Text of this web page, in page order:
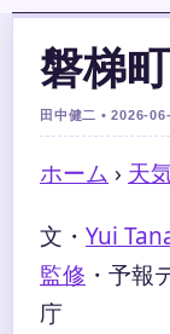
磐梯
田中健二 • 2026-
ホーム › 天
文・ Yui
監修 ・ 予報
庁